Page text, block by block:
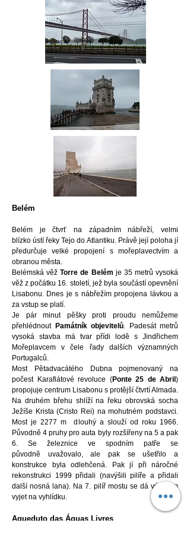
Belém
Belém je čtvrť na západním nábřeží, velmi
blízkoústí řeky Tejo do Atlantiku. Právě její poloha jí
předurčuje velké propojení s mořeplavectvím a
obranou města.
Belémská věžTorre de Belém je 35 metrů vysoká
věž z počátku 16. století, jež byla součástí opevnění
Lisabonu. Dnes je s nábřežím propojena lávkou a
za vstup se platí.
Je pár minut pěšky proti proudu nemůžeme
přehlédnout Památník objevitelů. Padesát metrů
vysoká stavba má tvar přídi lodě s Jindřichem
Mořeplavcem v čele řady dalších významných
Portugalců.
Most Pětadvacátého Dubna pojmenovaný na
počest Karafiátové revoluce (Ponte 25 de Abril )
propojuje centrum Lisabonu s protější čtvrtí Almada.
Na druhém břehu shlíží na řeku obrovská socha
Ježíše Krista (Cristo Rei) na mohutném podstavci.
Most je 2277 m dlouhý a slouží od roku 1966.
Původně 4 pruhy pro auta byly rozšířeny na 5 a pak
6. Se železnice ve spodním patře se
původně uvažovalo, ale pak se ušetřilo a
konstrukce byla odlehčená. Pak jí při náročné
rekonstrukci 1999 přidali (navýšili pilíře a přidali
další nosná lana). Na 7. pilíř mostu se dá výtahem
vyjet na vyhlídku.
Aqueduto das Águas Livres